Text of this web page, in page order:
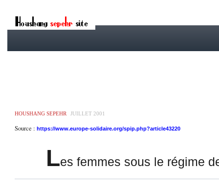
HOUSHANG SEPEHR JUILLET 2001
Source : https://www.europe-solidaire.org/spip.php?article43220
Les femmes sous le régime